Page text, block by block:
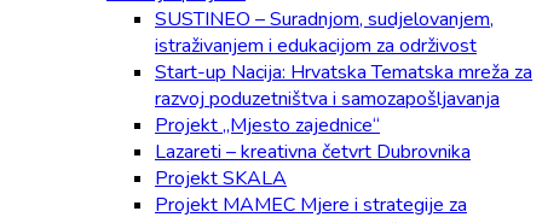
SUSTINEO – Suradnjom, sudjelovanjem,
istraživanjem i edukacijom za održivost
Start-up Nacija: Hrvatska Tematska mreža za
razvoj poduzetništva i samozapošljavanja
Projekt „Mjesto zajednice“
Lazareti – kreativna četvrt Dubrovnika
Projekt SKALA
Projekt MAMEC Mjere i strategije za